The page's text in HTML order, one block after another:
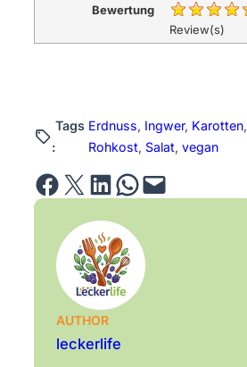
Bewertung
Review(s)
Tags
:
Erdnuss, Ingwer, Karotten,
Rohkost, Salat, vegan
Share on Facebook Email this Page Share on LinkedIn Share on WhatsApp Email this Page
AUTHOR
leckerlife